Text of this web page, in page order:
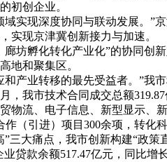
初创企业。
实现深度协同与联动发展。
实现京津冀创新接力与加速。
坊孵化转化产业化”的协同创
地和聚集区。
产业转移的最先受益者。”
我市技术合同成交总额319.87
物流、电子信息、新型显示
（引进）项目300余项，转化
三大痛点，我市创新构建“政
款余额517.47亿元，同比增长